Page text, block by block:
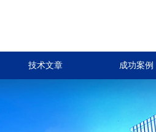
技术文章 成功案例